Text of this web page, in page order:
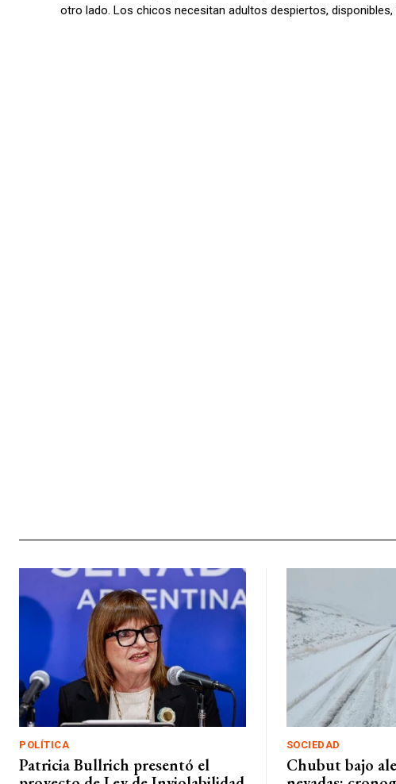
otro lado. Los chicos necesitan adultos despiertos,
POLÍTICA
Patricia Bullrich presentó el
SOCIEDAD
Chubut bajo